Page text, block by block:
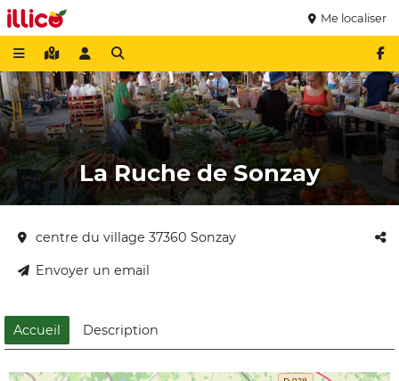
Me localiser
La Ruche de Sonzay
centre du village 37360 Sonzay
Envoyer un email
Accueil Description